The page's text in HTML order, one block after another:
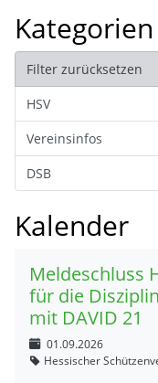
Kategorien
Filter zurücksetzen
HSV
Vereinsinfos
DSB
Kalender
Meldeschluss
für die
mit DAVID 21
01.09.2026
Hessischer